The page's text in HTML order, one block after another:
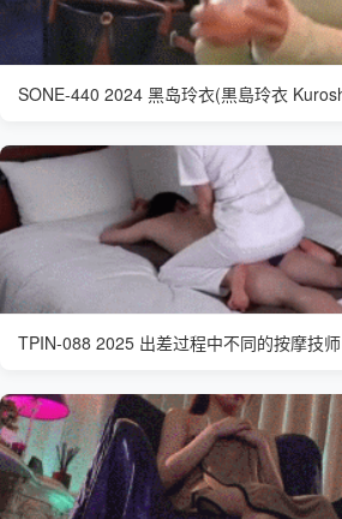
TPIN-088 2025 出差过程中不同的按摩技师